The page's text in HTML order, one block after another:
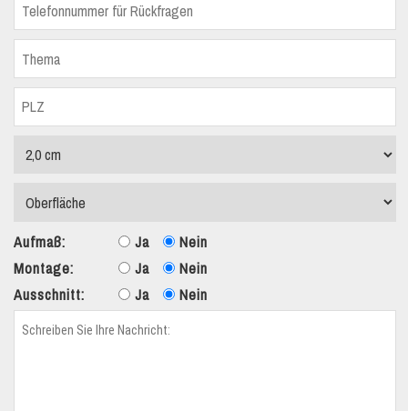
Aufmaß: Ja
Nein
Montage:
Ja
Nein
Ausschnitt:
Ja Nein